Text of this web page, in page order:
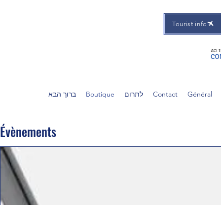
Tourist info
ברוך הבא Boutique לתרום Contact Général
Évènements